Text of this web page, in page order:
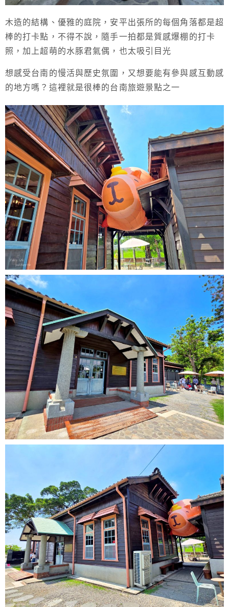
木造的結構、優雅的庭院，安平出張所的每個角落都是超
棒的打卡點，不得不說，隨手一拍都是質感爆棚的打卡
照，加上超萌的水豚君氣偶，也太吸引目光
想感受台南的慢活與歷史氛圍，又想要能有參與感互動感
的地方嗎？這裡就是很棒的台南旅遊景點之一